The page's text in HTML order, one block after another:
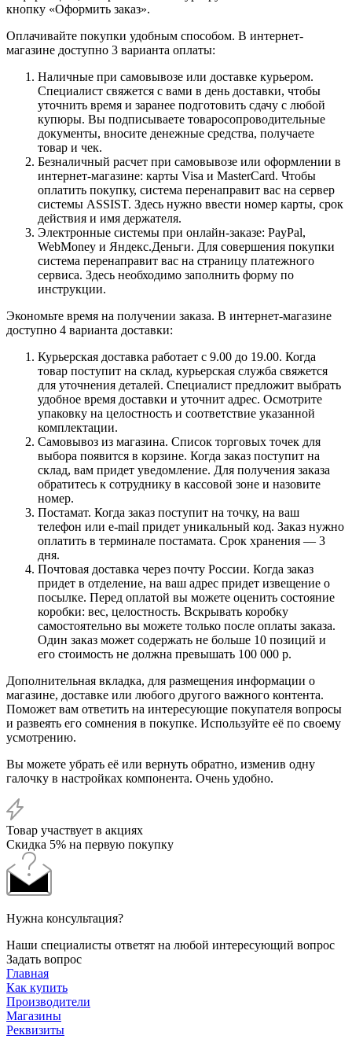
кнопку «Оформить заказ».
Оплачивайте покупки удобным способом. В интернет-
магазине доступно 3 варианта оплаты:
Наличные при самовывозе или доставке курьером.
Специалист свяжется с вами в день доставки, чтобы
уточнить время и заранее подготовить сдачу с любой
купюры. Вы подписываете товаросопроводительные
документы, вносите денежные средства, получаете
товар и чек.
Безналичный расчет при самовывозе или оформлении в
интернет-магазине: карты Visa и MasterCard. Чтобы
оплатить покупку, система перенаправит вас на сервер
системы ASSIST. Здесь нужно ввести номер карты, срок
действия и имя держателя.
Электронные системы при онлайн-заказе: PayPal,
WebMoney и Яндекс.Деньги. Для совершения покупки
система перенаправит вас на страницу платежного
сервиса. Здесь необходимо заполнить форму по
инструкции.
Экономьте время на получении заказа. В интернет-магазине
доступно 4 варианта доставки:
Курьерская доставка работает с 9.00 до 19.00. Когда
товар поступит на склад, курьерская служба свяжется
для уточнения деталей. Специалист предложит выбрать
удобное время доставки и уточнит адрес. Осмотрите
упаковку на целостность и соответствие указанной
комплектации.
Самовывоз из магазина. Список торговых точек для
выбора появится в корзине. Когда заказ поступит на
склад, вам придет уведомление. Для получения заказа
обратитесь к сотруднику в кассовой зоне и назовите
номер.
Постамат. Когда заказ поступит на точку, на ваш
телефон или e-mail придет уникальный код. Заказ нужно
оплатить в терминале постамата. Срок хранения — 3
дня.
Почтовая доставка через почту России. Когда заказ
придет в отделение, на ваш адрес придет извещение о
посылке. Перед оплатой вы можете оценить состояние
коробки: вес, целостность. Вскрывать коробку
самостоятельно вы можете только после оплаты заказа.
Один заказ может содержать не больше 10 позиций и
его стоимость не должна превышать 100 000 р.
Дополнительная вкладка, для размещения информации о
магазине, доставке или любого другого важного контента.
Поможет вам ответить на интересующие покупателя вопросы
и развеять его сомнения в покупке. Используйте её по своему
усмотрению.
Вы можете убрать её или вернуть обратно, изменив одну
галочку в настройках компонента. Очень удобно.
Товар участвует в акциях
Скидка 5% на первую покупку
Нужна консультация?
Наши специалисты ответят на любой интересующий вопрос
Задать вопрос
Главная
Как купить
Производители
Магазины
Реквизиты